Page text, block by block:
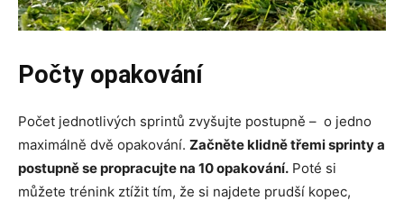
Počty opakování
Počet jednotlivých sprintů zvyšujte postupně – o jedno
maximálně dvě opakování. Začněte klidně třemi sprinty a
postupně se propracujte na 10 opakování. Poté si
můžete trénink ztížit tím, že si najdete prudší kopec,